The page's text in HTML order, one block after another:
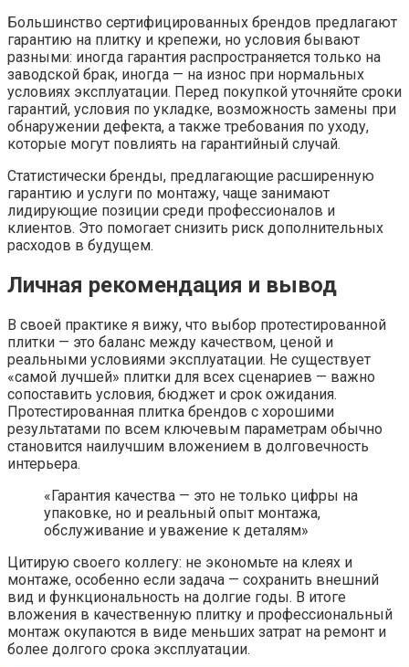
Большинство сертифицированных брендов предлагают
гарантию на плитку и крепежи, но условия бывают
разными: иногда гарантия распространяется только на
заводской брак, иногда — на износ при нормальных
условиях эксплуатации. Перед покупкой уточняйте сроки
гарантий, условия по укладке, возможность замены при
обнаружении дефекта, а также требования по уходу,
которые могут повлиять на гарантийный случай.
Статистически бренды, предлагающие расширенную
гарантию и услуги по монтажу, чаще занимают
лидирующие позиции среди профессионалов и
клиентов. Это помогает снизить риск дополнительных
расходов в будущем.
Личная рекомендация и вывод
В своей практике я вижу, что выбор протестированной
плитки — это баланс между качеством, ценой и
реальными условиями эксплуатации. Не существует
«самой лучшей» плитки для всех сценариев — важно
сопоставить условия, бюджет и срок ожидания.
Протестированная плитка брендов с хорошими
результатами по всем ключевым параметрам обычно
становится наилучшим вложением в долговечность
интерьера.
«Гарантия качества — это не только цифры на
упаковке, но и реальный опыт монтажа,
обслуживание и уважение к деталям»
Цитирую своего коллегу: не экономьте на клеях и
монтаже, особенно если задача — сохранить внешний
вид и функциональность на долгие годы. В итоге
вложения в качественную плитку и профессиональный
монтаж окупаются в виде меньших затрат на ремонт и
более долгого срока эксплуатации.